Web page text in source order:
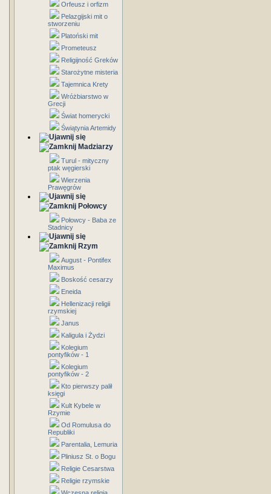
Orfeusz i orfizm
Pelazgijski mit o
stworzeniu
Platoński mit
Prometeusz
Religijność Greków
Starożytne misteria
Tajemnica Krety
Wróżbiarstwo w
Grecji
Świat homerycki
Świątynia Artemidy
Madziarzy
Turul - mityczny
ptak węgierski
Wierzenia
Prawęgrów
Połowcy
Połowcy - Baba ze
Stadnicy
Rzym
August - Pontifex
Maximus
Boskość cesarzy
Eneida
Hellenizacji religii
rzymskiej
Janus
Kaligula i Żydzi
Kolegium
pontyfików - 1
Kolegium
pontyfików - 2
Kto pierwszy palił
księgi
Kult Kybele w
Rzymie
Od Romulusa do
Republiki
Parentalia, Lemuria
Pliniusz St. o Bogu
Religie Cesarstwa
Religie rzymskie